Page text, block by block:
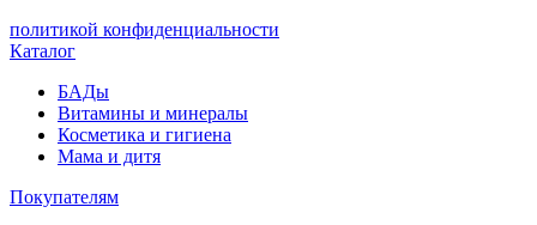
политикой конфиденциальности
Каталог
БАДы
Витамины и минералы
Косметика и гигиена
Мама и дитя
Покупателям